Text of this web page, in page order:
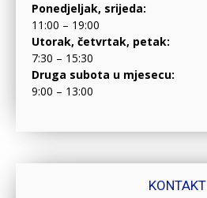
Ponedjeljak, srijeda:
11:00 – 19:00
Utorak, četvrtak, petak:
7:30 – 15:30
Druga subota u mjesecu:
9:00 – 13:00
KONTAKT